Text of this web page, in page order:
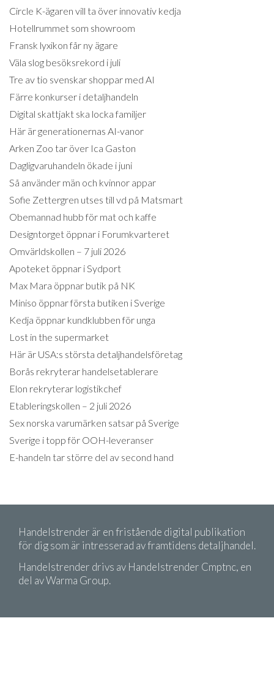
Circle K-ägaren vill ta över innovativ kedja
Hotellrummet som showroom
Fransk lyxikon får ny ägare
Väla slog besöksrekord i juli
Tre av tio svenskar shoppar med AI
Färre konkurser i detaljhandeln
Digital skattjakt ska locka familjer
Här är generationernas AI-vanor
Arken Zoo tar över Ica Gaston
Dagligvaruhandeln ökade i juni
Så använder män och kvinnor appar
Sofie Zettergren utses till vd på Matsmart
Obemannad hubb för mat och kaffe
Designtorget öppnar i Forumkvarteret
Omvärldskollen – 7 juli 2026
Apoteket öppnar i Sydport
Max Mara öppnar butik på NK
Miniso öppnar första butiken i Sverige
Kedja öppnar kundklubben för unga
Lost in the supermarket
Här är USA:s största detaljhandelsföretag
Borås rekryterar handelsetablerare
Elon rekryterar logistikchef
Etableringskollen – 2 juli 2026
Sex norska varumärken satsar på Sverige
Sverige i topp för OOH-leveranser
E-handeln tar större del av second hand
Handelstrender är en fristående digital publikation
för dig som är intresserad av framtidens detaljhandel.
Handelstrender drivs av Handelstrender Cmptnc, en
del av Warma Group.